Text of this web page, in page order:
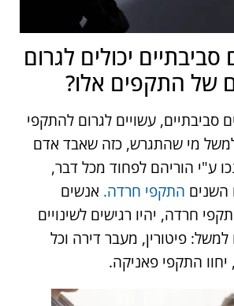
יכולים לגרום
של התקפים אלו?
סביבתיים, עשויים לגרום להתקפי
מי שהתגרש, כזה שאבד אדם
ע"י הוריהם לפחוד מכל דבר,
השנים התקפי חרדה. אנשים
חרדה, יהיו רגישים לשינויים
למשל: פיטורין, מעבר דירה וכל
יחוו התקפי פאניקה.